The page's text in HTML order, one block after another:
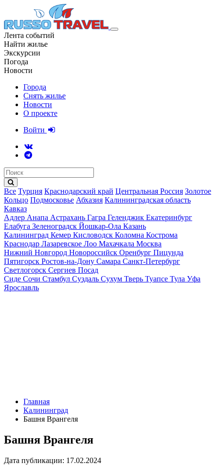
Лента событий
Найти жилье
Экскурсии
Погода
Новости
Города
Снять жилье
Новости
О проекте
Войти
Все Турция Краснодарский край Центральная Россия Золотое
Кольцо Подмосковье Абхазия Калининградская область
Кавказ
Адлер Анапа Астрахань Гагра Геленджик Екатеринбург
Елабуга Зеленоградск Йошкар-Ола Казань
Калининград Кемер Кисловодск Коломна Кострома
Краснодар Лазаревское Лоо Махачкала Москва
Нижний Новгород Новороссийск Оренбург Пицунда
Пятигорск Ростов-на-Дону Самара Санкт-Петербург
Светлогорск Сергиев Посад
Сиде Сочи Стамбул Суздаль Сухум Тверь Туапсе Тула Уфа
Ярославль
Главная
Калининград
Башня Врангеля
Башня Врангеля
Дата публикации: 17.02.2024